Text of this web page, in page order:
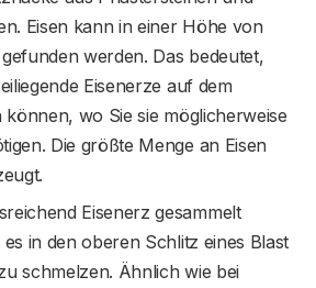
Eisen kann in einer Höhe von
werden. Das bedeutet,
Eisenerze auf dem
können, wo Sie sie möglicherweise
Die größte Menge an Eisen
Eisenerz gesammelt
in den oberen Schlitz eines Blast
schmelzen. Ähnlich wie bei